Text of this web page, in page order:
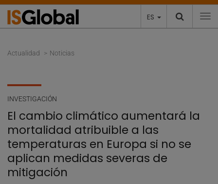
ES
Actualidad Noticias
INVESTIGACIÓN
El cambio climático aumentará la
mortalidad atribuible a las
temperaturas en Europa si no se
aplican medidas severas de
mitigación